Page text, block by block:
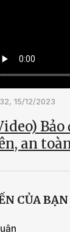
15/12/2023
an
CỦA BẠN